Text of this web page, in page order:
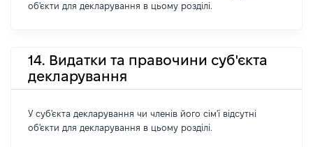
об'єкти для декларування в цьому розділі.
14. Видатки та правочини суб'єкта
декларування
У суб'єкта декларування чи членів його сім'ї відсутні
об'єкти для декларування в цьому розділі.